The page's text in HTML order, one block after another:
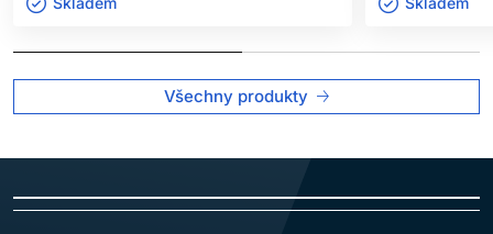
Všechny produkty